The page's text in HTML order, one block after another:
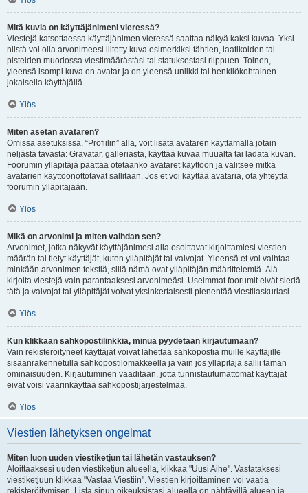
Mitä kuvia on käyttäjänimeni vieressä?
Viestejä katsottaessa käyttäjänimen vieressä saattaa näkyä kaksi kuvaa. Yksi
niistä voi olla arvonimeesi liitetty kuva esimerkiksi tähtien, laatikoiden tai
pisteiden muodossa viestimäärästäsi tai statuksestasi riippuen. Toinen,
yleensä isompi kuva on avatar ja on yleensä uniikki tai henkilökohtainen
jokaisella käyttäjällä.
Ylös
Miten asetan avataren?
Omissa asetuksissa, “Profiilin” alla, voit lisätä avataren käyttämällä jotain
neljästä tavasta: Gravatar, galleriasta, käyttää kuvaa muualta tai ladata kuvan.
Foorumin ylläpitäjä päättää otetaanko avataret käyttöön ja valitsee mitkä
avatarien käyttöönottotavat sallitaan. Jos et voi käyttää avataria, ota yhteyttä
foorumin ylläpitäjään.
Ylös
Mikä on arvonimi ja miten vaihdan sen?
Arvonimet, jotka näkyvät käyttäjänimesi alla osoittavat kirjoittamiesi viestien
määrän tai tietyt käyttäjät, kuten ylläpitäjät tai valvojat. Yleensä et voi vaihtaa
minkään arvonimen tekstiä, sillä nämä ovat ylläpitäjän määrittelemiä. Älä
kirjoita viestejä vain parantaaksesi arvonimeäsi. Useimmat foorumit eivät siedä
tätä ja valvojat tai ylläpitäjät voivat yksinkertaisesti pienentää viestilaskuriasi.
Ylös
Kun klikkaan sähköpostilinkkiä, minua pyydetään kirjautumaan?
Vain rekisteröityneet käyttäjät voivat lähettää sähköpostia muille käyttäjille
sisäänrakennetulla sähköpostilomakkeella ja vain jos ylläpitäjä sallii tämän
ominaisuuden. Kirjautuminen vaaditaan, jotta tunnistautumattomat käyttäjät
eivät voisi väärinkäyttää sähköpostijärjestelmää.
Ylös
Viestien lähetyksen ongelmat
Miten luon uuden viestiketjun tai lähetän vastauksen?
Aloittaaksesi uuden viestiketjun alueella, klikkaa "Uusi Aihe". Vastataksesi
viestiketjuun klikkaa "Vastaa Viestiin". Viestien kirjoittaminen voi vaatia
rekisteröitymisen. Lista sinun oikeuksistasi alueella on nähtävillä alueen ja